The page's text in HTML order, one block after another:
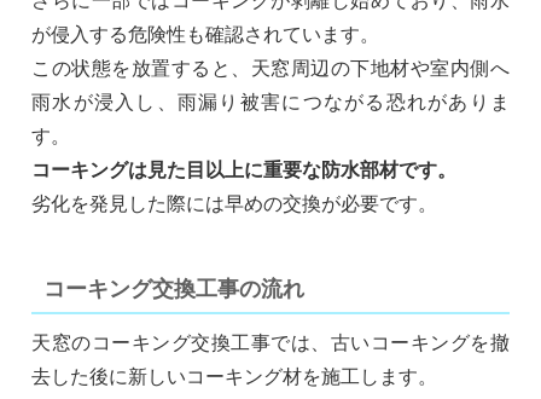
が侵入する危険性も確認されています。
この状態を放置すると、天窓周辺の下地材や室内側へ
雨水が浸入し、雨漏り被害につながる恐れがありま
す。
コーキングは見た目以上に重要な防水部材です。
劣化を発見した際には早めの交換が必要です。
コーキング交換工事の流れ
天窓のコーキング交換工事では、古いコーキングを撤
去した後に新しいコーキング材を施工します。